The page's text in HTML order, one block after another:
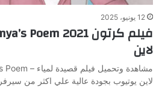
12 يونيو، 2025
لاين
لاين يوتيوب بجودة عالية علي اكثر من سيرفر HD…